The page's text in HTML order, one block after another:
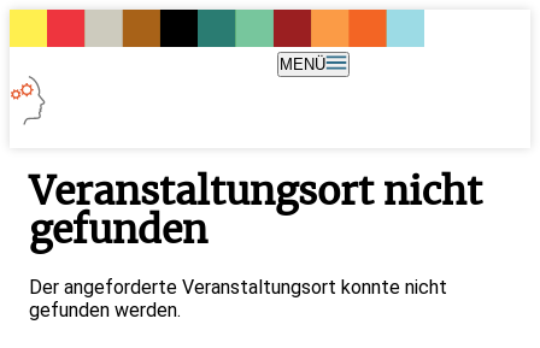
MENÜ
Veranstaltungsort nicht
gefunden
Der angeforderte Veranstaltungsort konnte nicht
gefunden werden.